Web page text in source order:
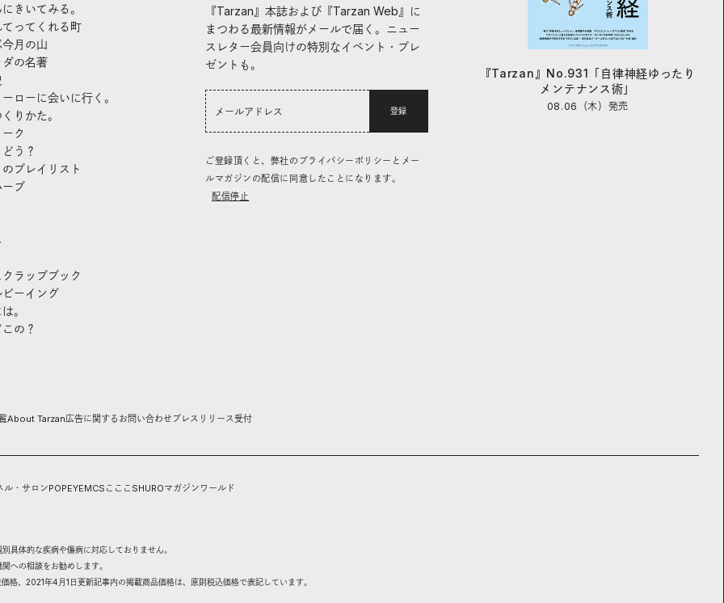
きいてみる。
ってくれる町
月の山
の名著
ローに会いに行く。
りかた。
ク
う？
プレイリスト
ブ
ラップブック
ーイング
。
の？
『Tarzan』本誌および『Tarzan Web』に
まつわる最新情報がメールで届く。ニュー
スレター会員向けの特別なイベント・プレ
ゼントも。
登録
ご登録頂くと、弊社のプライバシーポリシーとメー
ルマガジンの配信に同意したことになります。
配信停止
『Tarzan』No.931「自律神経ゆったり
メンテナンス術」
08.06（木） 発売
About Tarzan広告に関するお問い合わせ プレスリリース受付
ル・サロンPOPEYEMCS こここ SHUROマガジンワールド
具体的な疾病や傷病に対応しておりません。
への相談をお勧めします。
、2021年4月1日更新記事内の掲載商品価格は、原則税込価格で表記しています。